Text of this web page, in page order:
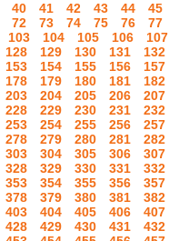
40 41 42 43 44 45
72 73 74 75 76 77
103 104 105 106 107
128 129 130 131 132
153 154 155 156 157
178 179 180 181 182
203 204 205 206 207
228 229 230 231 232
253 254 255 256 257
278 279 280 281 282
303 304 305 306 307
328 329 330 331 332
353 354 355 356 357
378 379 380 381 382
403 404 405 406 407
428 429 430 431 432